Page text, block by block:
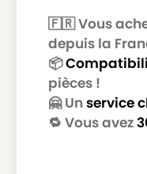
🇫🇷 Vous
depuis la
📦
pièces !
🤗 Un service
🔁 Vous avez